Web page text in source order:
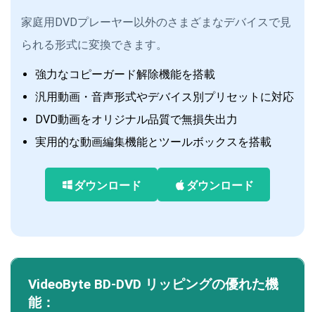
家庭用DVDプレーヤー以外のさまざまなデバイスで見
られる形式に変換できます。
強力なコピーガード解除機能を搭載
汎用動画・音声形式やデバイス別プリセットに対応
DVD動画をオリジナル品質で無損失出力
実用的な動画編集機能とツールボックスを搭載
ダウンロード ダウンロード
VideoByte BD-DVD リッピングの優れた機
能：